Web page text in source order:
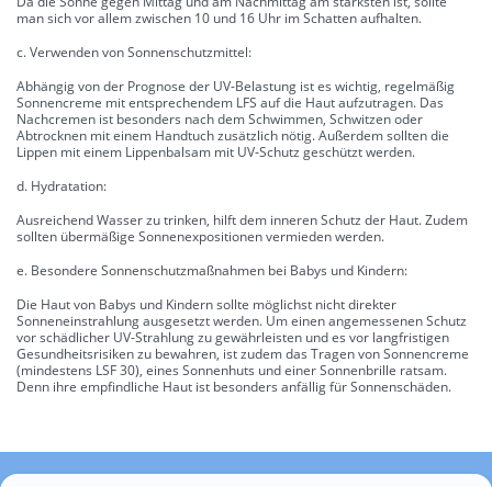
man sich vor allem zwischen 10 und 16 Uhr im Schatten aufhalten.
c. Verwenden von Sonnenschutzmittel:
Abhängig von der Prognose der UV-Belastung ist es wichtig, regelmäßig
Sonnencreme mit entsprechendem LFS auf die Haut aufzutragen. Das
Nachcremen ist besonders nach dem Schwimmen, Schwitzen oder
Abtrocknen mit einem Handtuch zusätzlich nötig. Außerdem sollten die
Lippen mit einem Lippenbalsam mit UV-Schutz geschützt werden.
d. Hydratation:
Ausreichend Wasser zu trinken, hilft dem inneren Schutz der Haut. Zudem
sollten übermäßige Sonnenexpositionen vermieden werden.
e. Besondere Sonnenschutzmaßnahmen bei Babys und Kindern:
Die Haut von Babys und Kindern sollte möglichst nicht direkter
Sonneneinstrahlung ausgesetzt werden. Um einen angemessenen Schutz
vor schädlicher UV-Strahlung zu gewährleisten und es vor langfristigen
Gesundheitsrisiken zu bewahren, ist zudem das Tragen von Sonnencreme
(mindestens LSF 30), eines Sonnenhuts und einer Sonnenbrille ratsam.
Denn ihre empfindliche Haut ist besonders anfällig für Sonnenschäden.